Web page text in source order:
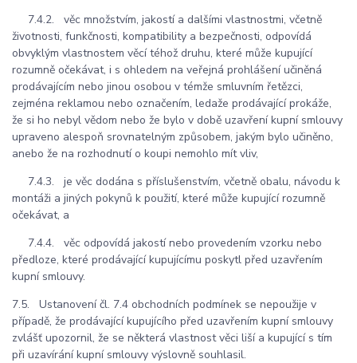
7.4.2. věc množstvím, jakostí a dalšími vlastnostmi, včetně
životnosti, funkčnosti, kompatibility a bezpečnosti, odpovídá
obvyklým vlastnostem věcí téhož druhu, které může kupující
rozumně očekávat, i s ohledem na veřejná prohlášení učiněná
prodávajícím nebo jinou osobou v témže smluvním řetězci,
zejména reklamou nebo označením, ledaže prodávající prokáže,
že si ho nebyl vědom nebo že bylo v době uzavření kupní smlouvy
upraveno alespoň srovnatelným způsobem, jakým bylo učiněno,
anebo že na rozhodnutí o koupi nemohlo mít vliv,
7.4.3. je věc dodána s příslušenstvím, včetně obalu, návodu k
montáži a jiných pokynů k použití, které může kupující rozumně
očekávat, a
7.4.4. věc odpovídá jakostí nebo provedením vzorku nebo
předloze, které prodávající kupujícímu poskytl před uzavřením
kupní smlouvy.
7.5. Ustanovení čl. 7.4 obchodních podmínek se nepoužije v
případě, že prodávající kupujícího před uzavřením kupní smlouvy
zvlášť upozornil, že se některá vlastnost věci liší a kupující s tím
při uzavírání kupní smlouvy výslovně souhlasil.